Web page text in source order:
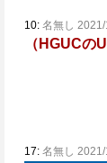
10: 名無し
（HGUCの
17: 名無し